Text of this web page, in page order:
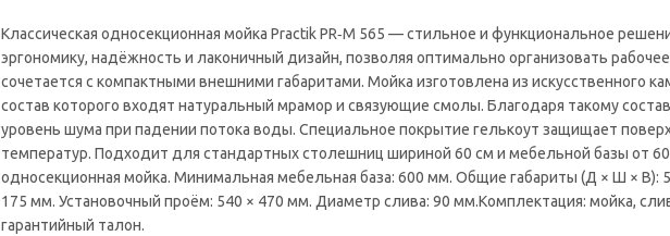
Классическая односекционная мойка Practik PR‑M 565 — стильное и функциональное
эргономику, надёжность и лаконичный дизайн, позволяя оптимально организовать
сочетается с компактными внешними габаритами. Мойка изготовлена из искусственного
состав которого входят натуральный мрамор и связующие смолы. Благодаря такому
уровень шума при падении потока воды. Специальное покрытие гелькоут защищает
температур. Подходит для стандартных столешниц шириной 60 см и мебельной базы от
односекционная мойка. Минимальная мебельная база: 600 мм. Общие габариты (Д × Ш × В):
175 мм. Установочный проём: 540 × 470 мм. Диаметр слива: 90 мм.Комплектация: мойка,
гарантийный талон.